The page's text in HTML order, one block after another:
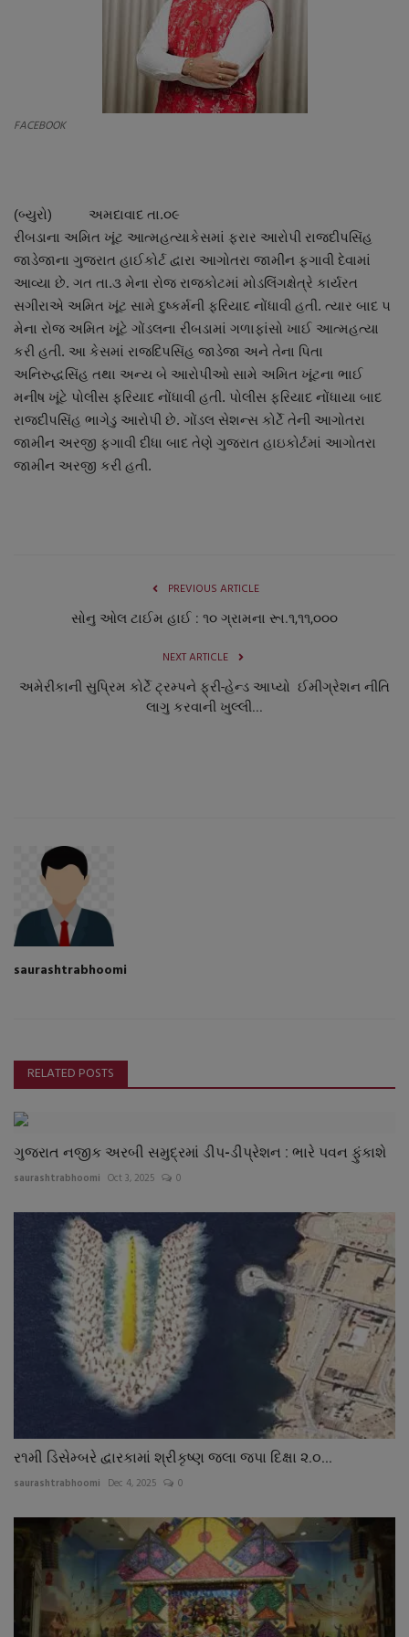
ગુજરાત
જુનાગઢ
Support US
બજારના સમાચાર
નાણાંકીય સમાચાર
સ્થાનિક સમાચાર
FACEBOOK
(બ્યુરો) અમદાવાદ તા.૦૯
રીબડાના અમિત ખૂંટ આત્મહત્યાકેસમાં ફરાર આરોપી રાજદીપસિંહ
જાડેજાના ગુજરાત હાઈકોર્ટ દ્વારા આગોતરા જામીન ફગાવી દેવામાં
આવ્યા છે. ગત તા.૩ મેના રોજ રાજકોટમાં મોડલિંગક્ષેત્રે કાર્યરત
સગીરાએ અમિત ખૂંટ સામે દુષ્કર્મની ફરિયાદ નોંધાવી હતી. ત્યાર બાદ ૫
મેના રોજ અમિત ખૂંટે ગોંડલના રીબડામાં ગળાફાંસો ખાઈ આત્મહત્યા
કરી હતી. આ કેસમાં રાજદિપસિંહ જાડેજા અને તેના પિતા
અનિરુદ્ધસિંહ તથા અન્ય બે આરોપીઓ સામે અમિત ખૂંટના ભાઈ
મનીષ ખૂંટે પોલીસ ફરિયાદ નોંધાવી હતી. પોલીસ ફરિયાદ નોંધાયા બાદ
રાજદીપસિંહ ભાગેડુ આરોપી છે. ગોંડલ સેશન્સ કોર્ટે તેની આગોતરા
જામીન અરજી ફગાવી દીધા બાદ તેણે ગુજરાત હાઇકોર્ટમાં આગોતરા
જામીન અરજી કરી હતી.
PREVIOUS ARTICLE
સોનુ ઓલ ટાઈમ હાઈ : ૧૦ ગ્રામના રૂા.૧,૧૧,૦૦૦
NEXT ARTICLE
અમેરીકાની સુપ્રિમ કોર્ટે ટ્રમ્પને ફ્રી-હેન્ડ આપ્યો ઈમીગ્રેશન નીતિ
લાગુ કરવાની ખુલ્લી...
saurashtrabhoomi
RELATED POSTS
ગુજરાત નજીક અરબી સમુદ્રમાં ડીપ-ડીપ્રેશન : ભારે પવન ફુંકાશે
saurashtrabhoomi Oct 3, 2025 0
ર૧મી ડિસેમ્બરે દ્વારકામાં શ્રીકૃષ્ણ જલા જપા દિક્ષા ૨.૦...
saurashtrabhoomi Dec 4, 2025 0